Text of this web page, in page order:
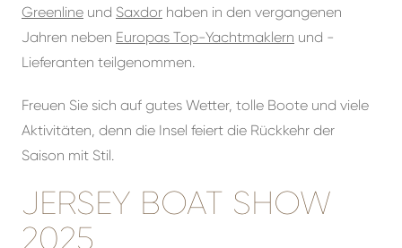
Greenline und Saxdor haben in den vergangenen
Jahren neben Europas Top-Yachtmaklern und -
Lieferanten teilgenommen.
Freuen Sie sich auf gutes Wetter, tolle Boote und viele
Aktivitäten, denn die Insel feiert die Rückkehr der
Saison mit Stil.
JERSEY BOAT SHOW
2025